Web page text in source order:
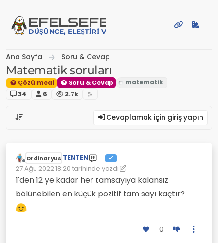
EFELSEFE
DÜŞÜNCE, ELEŞTIRI VE PAYLAŞIM PLATFORMU
Ana Sayfa Soru & Cevap
Matematik soruları
Çözülmedi
Soru & Cevap
34
6 2.7k
Cevaplamak için giriş yapın
Çevrimdışı
Ordinaryus TENTEN
27 Ağu 2022 18:20 tarihinde yazdı
Son düzenleyen: TENTEN
1'den 12 ye kadar her tamsayıya kalansız
bölünebilen en küçük pozitif tam sayı kaçtır?
0